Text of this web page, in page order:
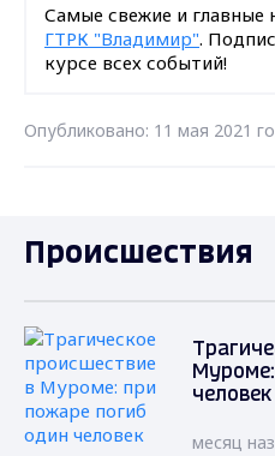
Самые свежие и главные
ГТРК "Владимир".
курсе всех событий!
Опубликовано: 11 мая 2021
Происшествия
человек
месяц